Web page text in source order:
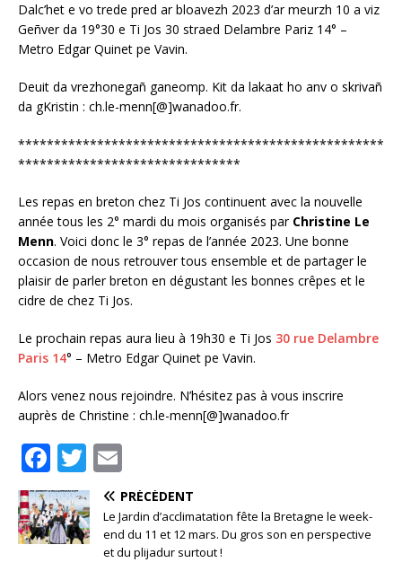
Dalc’het e vo trede pred ar bloavezh 2023 d’ar meurzh 10 a viz
Geñver da 19°30 e Ti Jos 30 straed Delambre Pariz 14° –
Metro Edgar Quinet pe Vavin.
Deuit da vrezhonegañ ganeomp. Kit da lakaat ho anv o skrivañ
da gKristin : ch.le-menn[@]wanadoo.fr.
***************************************************
*******************************
Les repas en breton chez Ti Jos continuent avec la nouvelle
année tous les 2° mardi du mois organisés par Christine Le
Menn. Voici donc le 3° repas de l’année 2023. Une bonne
occasion de nous retrouver tous ensemble et de partager le
plaisir de parler breton en dégustant les bonnes crêpes et le
cidre de chez Ti Jos.
Le prochain repas aura lieu à 19h30 e Ti Jos 30 rue Delambre
Paris 14° – Metro Edgar Quinet pe Vavin.
Alors venez nous rejoindre. N’hésitez pas à vous inscrire
auprès de Christine : ch.le-menn[@]wanadoo.fr
F
a
c
e
T
w
it
te
m
ai
l
PRÉCÉDENT
Le Jardin d’acclimatation fête la Bretagne le week-
end du 11 et 12 mars. Du gros son en perspective
et du plijadur surtout !